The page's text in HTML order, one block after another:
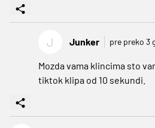
J Junker pre preko 3
Mozda vama klincima sto
tiktok klipa od 10 sekundi.